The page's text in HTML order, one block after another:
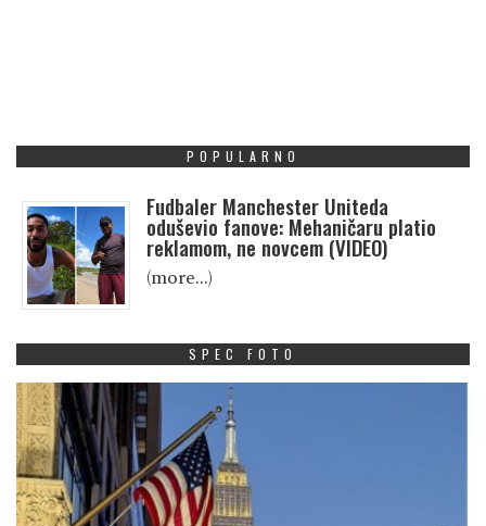
POPULARNO
Fudbaler Manchester Uniteda
oduševio fanove: Mehaničaru platio
reklamom, ne novcem (VIDEO)
(more…)
SPEC FOTO